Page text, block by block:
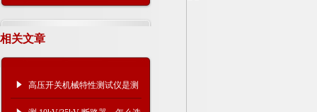
相关文章
高压开关机械特性测试仪是测
什么的？主要作用是什么？